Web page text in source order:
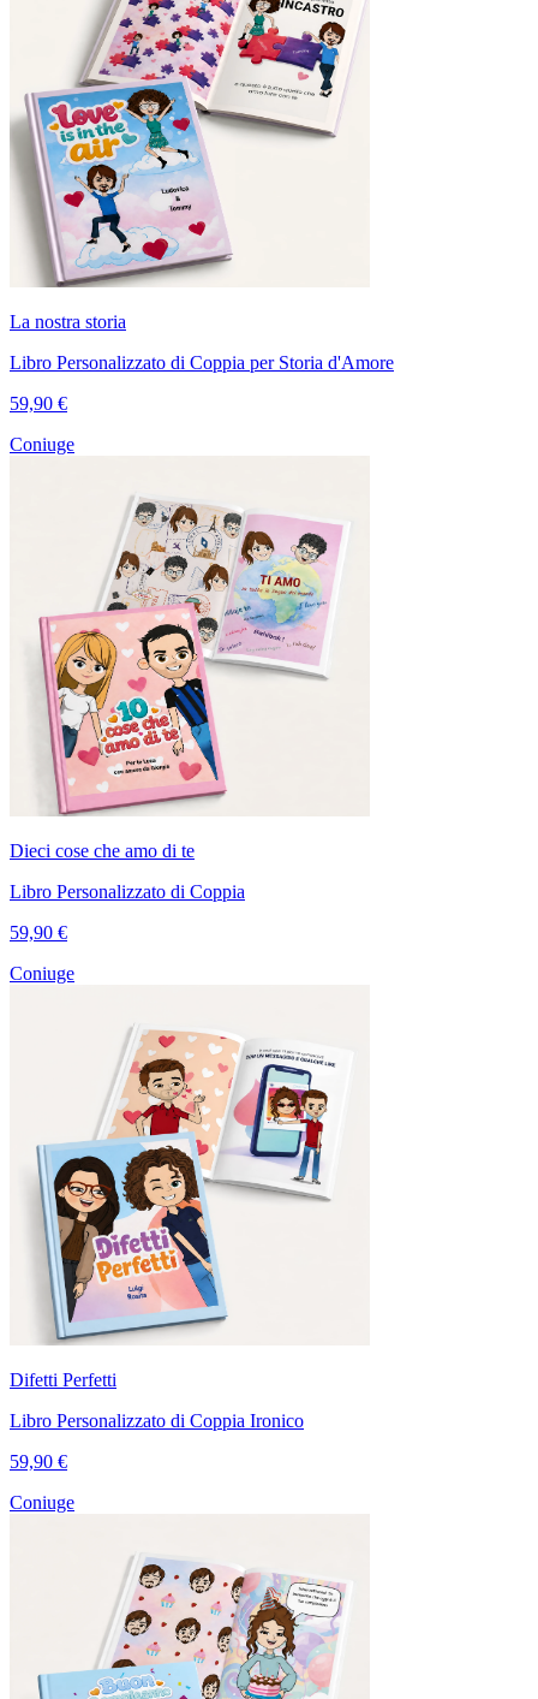
La nostra storia
Libro Personalizzato di Coppia per Storia d'Amore
59,90 €
Coniuge
Dieci cose che amo di te
Libro Personalizzato di Coppia
59,90 €
Coniuge
Difetti Perfetti
Libro Personalizzato di Coppia Ironico
59,90 €
Coniuge